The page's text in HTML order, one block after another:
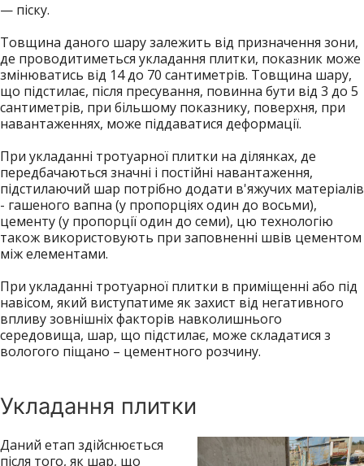
— піску.
Товщина даного шару залежить від призначення зони,
де проводитиметься укладання плитки, показник може
змінюватись від 14 до 70 сантиметрів. Товщина шару,
що підстилає, після пресування, повинна бути від 3 до 5
сантиметрів, при більшому показнику, поверхня, при
навантаженнях, може піддаватися деформації.
При укладанні тротуарної плитки на ділянках, де
передбачаються значні і постійні навантаження,
підстилаючий шар потрібно додати в'яжучих матеріалів
- гашеного вапна (у пропорціях один до восьми),
цементу (у пропорції один до семи), цю технологію
також використовують при заповненні швів цементом
між елементами.
При укладанні тротуарної плитки в приміщенні або під
навісом, який виступатиме як захист від негативного
впливу зовнішніх факторів навколишнього
середовища, шар, що підстилає, може складатися з
вологого піщано – цементного розчину.
Укладання плитки
Даний етап здійснюється
після того, як шар, що